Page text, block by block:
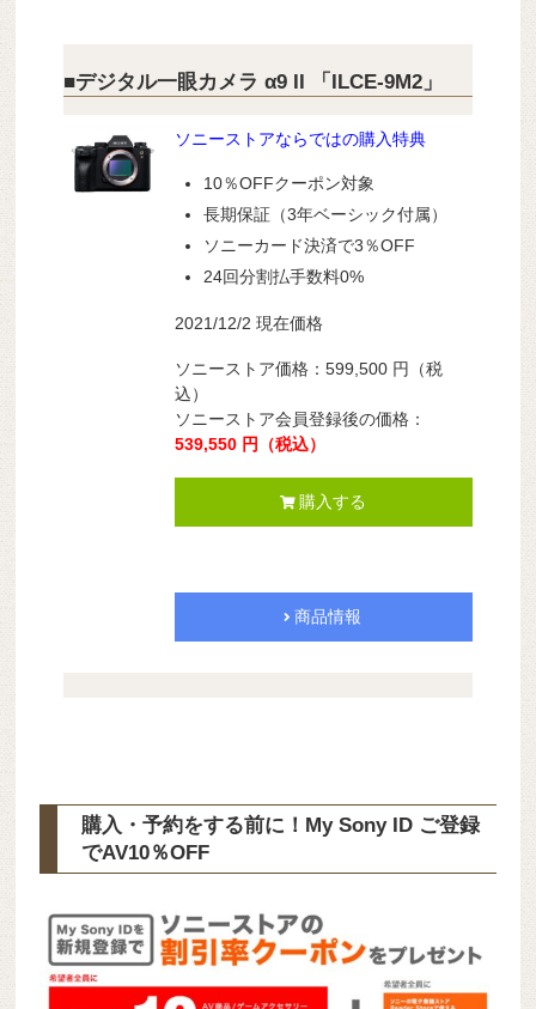
■デジタル一眼カメラ α9 II 「ILCE-9M2」
ソニーストアならではの購入特典
10％OFFクーポン対象
長期保証（3年ベーシック付属）
ソニーカード決済で3％OFF
24回分割払手数料0%
2021/12/2 現在価格
ソニーストア価格：599,500 円（税
込）
ソニーストア会員登録後の価格：
539,550 円（税込）
購入する
商品情報
購入・予約をする前に！My Sony ID ご登録
でAV10％OFF